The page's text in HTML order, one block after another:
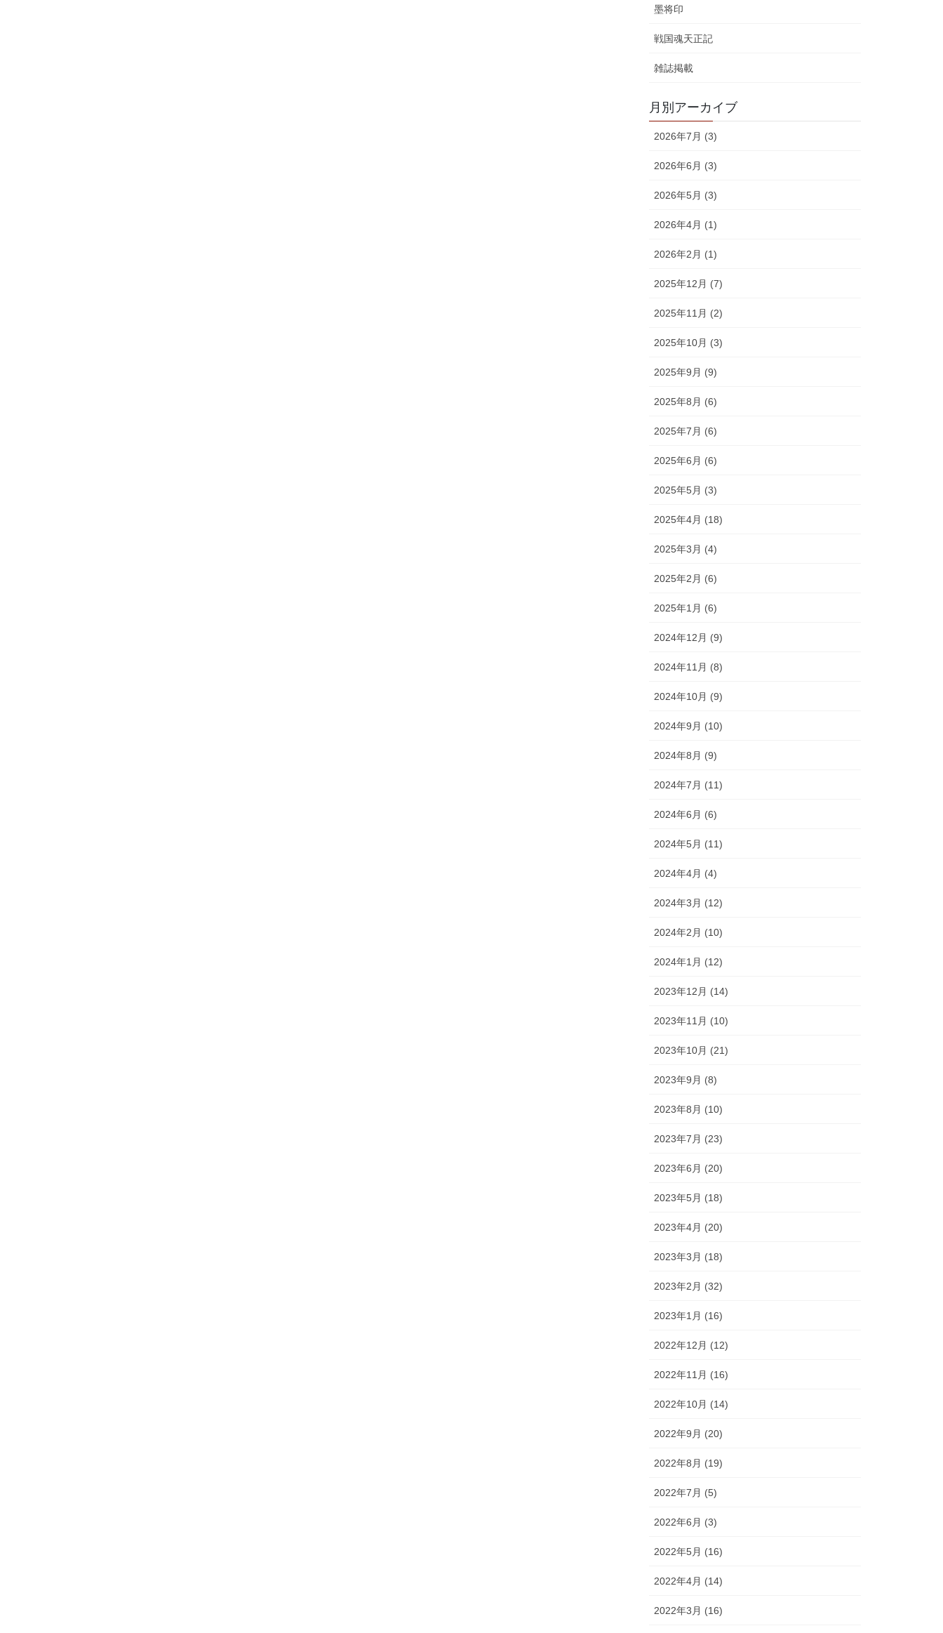
墨将印
戦国魂天正記
雑誌掲載
月別アーカイブ
2026年7月 (3)
2026年6月 (3)
2026年5月 (3)
2026年4月 (1)
2026年2月 (1)
2025年12月 (7)
2025年11月 (2)
2025年10月 (3)
2025年9月 (9)
2025年8月 (6)
2025年7月 (6)
2025年6月 (6)
2025年5月 (3)
2025年4月 (18)
2025年3月 (4)
2025年2月 (6)
2025年1月 (6)
2024年12月 (9)
2024年11月 (8)
2024年10月 (9)
2024年9月 (10)
2024年8月 (9)
2024年7月 (11)
2024年6月 (6)
2024年5月 (11)
2024年4月 (4)
2024年3月 (12)
2024年2月 (10)
2024年1月 (12)
2023年12月 (14)
2023年11月 (10)
2023年10月 (21)
2023年9月 (8)
2023年8月 (10)
2023年7月 (23)
2023年6月 (20)
2023年5月 (18)
2023年4月 (20)
2023年3月 (18)
2023年2月 (32)
2023年1月 (16)
2022年12月 (12)
2022年11月 (16)
2022年10月 (14)
2022年9月 (20)
2022年8月 (19)
2022年7月 (5)
2022年6月 (3)
2022年5月 (16)
2022年4月 (14)
2022年3月 (16)